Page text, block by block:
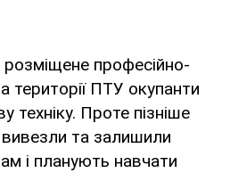
професійно-
території ПТУ окупанти
техніку. Проте пізніше
вивезли та залишили
і планують навчати